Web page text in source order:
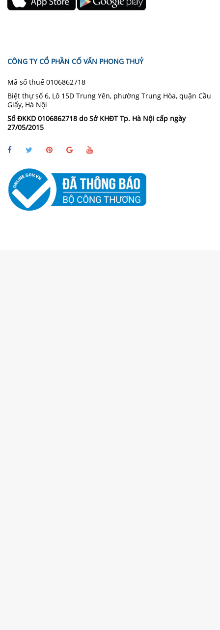
CÔNG TY CỔ PHẦN CỐ VẤN PHONG THUỶ
Mã số thuế 0106862718
Biệt thự số 6, Lô 15D Trung Yên, phường Trung Hòa, quận Cầu
Giấy, Hà Nội
Số ĐKKD 0106862718 do Sở KHĐT Tp. Hà Nội cấp ngày
27/05/2015